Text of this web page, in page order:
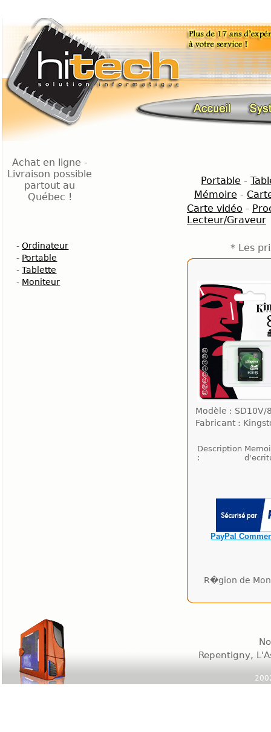
Achat en ligne -
Livraison possible
partout au
Québec !
-Ordinateur
- Portable
-Tablette
- Moniteur
Portable -
Mémoire -
Carte vidéo -
Lecteur/Graveur
* Les
Modèle : SD10V/
Fabricant :
Description
:
PayPal
R�gion de
Repentigny,